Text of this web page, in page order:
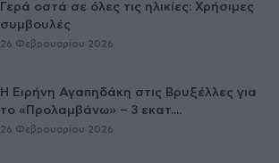
Γερά οστά σε όλες τις ηλικίες: Χρήσιμες
συμβουλές
26 Φεβρουαρίου 2026
Η Ειρήνη Αγαπηδάκη στις Βρυξέλλες για
το «Προλαμβάνω» – 3 εκατ....
26 Φεβρουαρίου 2026